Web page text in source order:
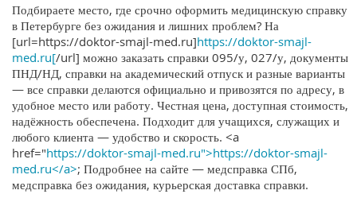
Подбираете место, где срочно оформить медицинскую справку
в Петербурге без ожидания и лишних проблем? На
[url=https://doktor-smajl-med.ru]https://doktor-smajl-
med.ru[/url] можно заказать справки 095/у, 027/у, документы
ПНД/НД, справки на академический отпуск и разные варианты
— все справки делаются официально и привозятся по адресу, в
удобное место или работу. Честная цена, доступная стоимость,
надёжность обеспечена. Подходит для учащихся, служащих и
любого клиента — удобство и скорость. <a
href="https://doktor-smajl-med.ru">https://doktor-smajl-
med.ru</a>; Подробнее на сайте — медсправка СПб,
медсправка без ожидания, курьерская доставка справки.